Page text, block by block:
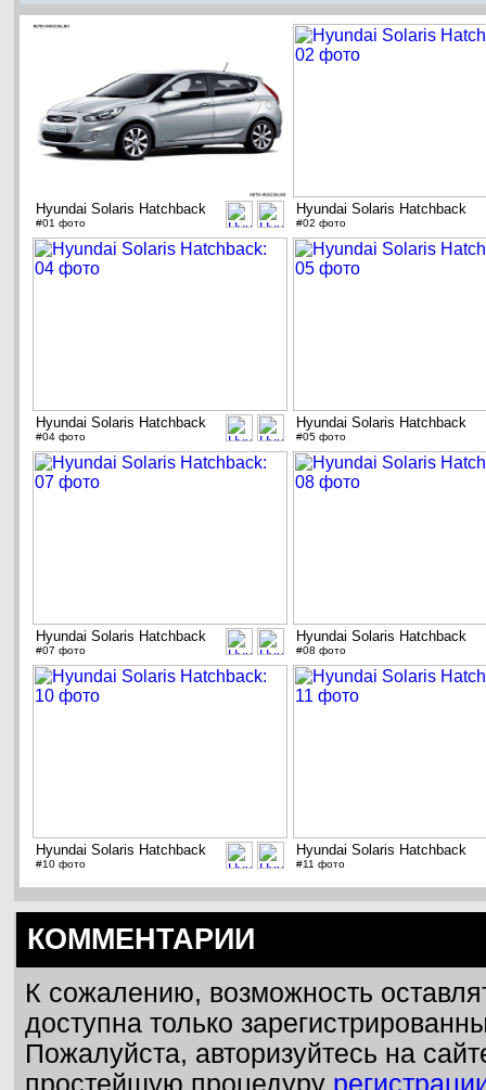
Hyundai Solaris Hatchback
#01 фото
Hyundai Solaris Hatchback
#02 фото
Hyundai Solaris Hatchback
#04 фото
Hyundai Solaris Hatchback
#05 фото
Hyundai Solaris Hatchback
#07 фото
Hyundai Solaris Hatchback
#08 фото
Hyundai Solaris Hatchback
#10 фото
Hyundai Solaris Hatchback
#11 фото
КОММЕНТАРИИ
К сожалению, возможность
доступна только
Пожалуйста, авторизуйтесь на